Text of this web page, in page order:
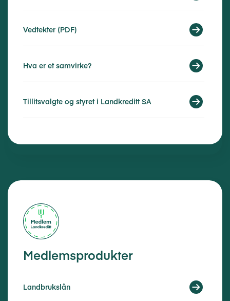
Vedtekter (PDF)
Hva er et samvirke?
Tillitsvalgte og styret i Landkreditt SA
Medlemsprodukter
Landbrukslån